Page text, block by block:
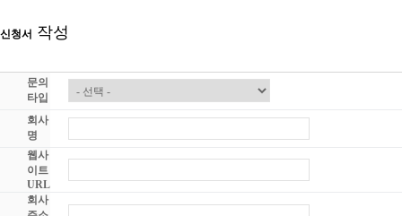
신청서 작성
문의
타입
회사
명
웹사
이트
URL
회사